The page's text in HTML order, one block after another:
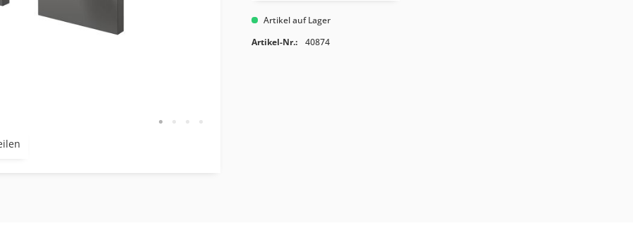
Artikel auf Lager
Artikel-Nr.:
40874